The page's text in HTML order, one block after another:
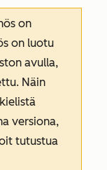
on
on luotu
avulla,
Näin
versiona,
tutustua